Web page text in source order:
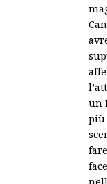
un
più